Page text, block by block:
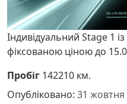
Індивідуальний Stage 1
фіксованою ціною до
Пробіг 142210 км.
Опубліковано: 31 жовтня